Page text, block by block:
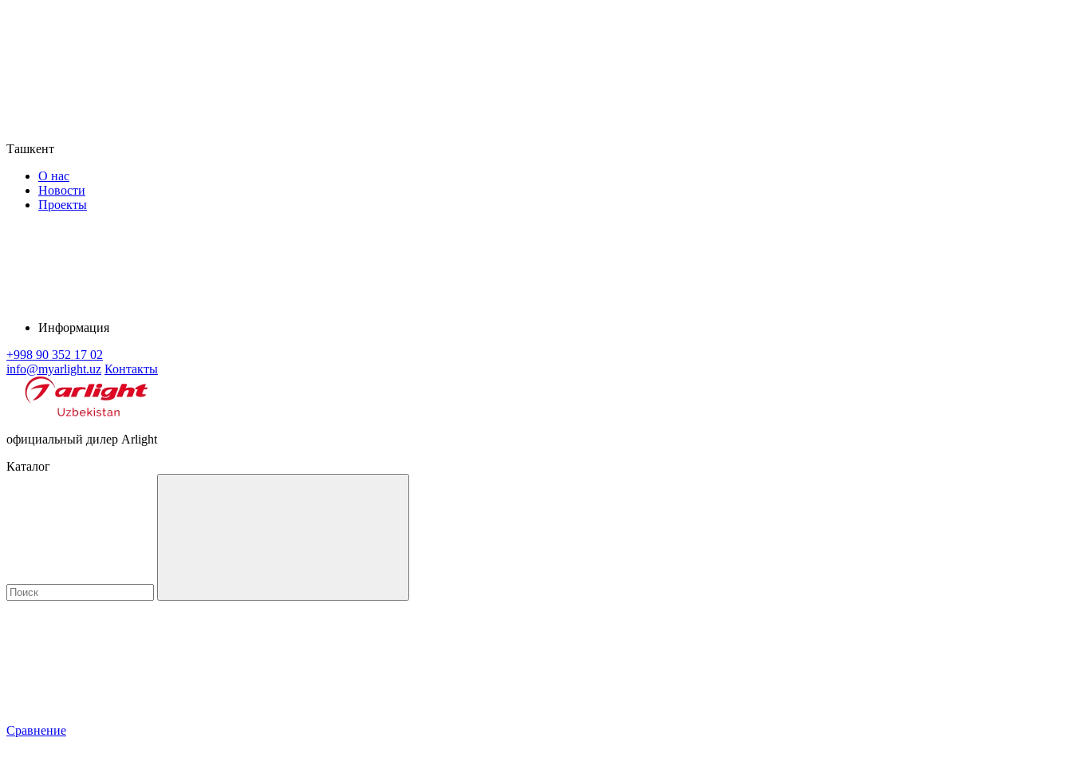
Ташкент
О нас
Новости
Проекты
Информация
+998 90 352 17 02
info@myarlight.uz Контакты
официальный дилер Arlight
Каталог
Сравнение